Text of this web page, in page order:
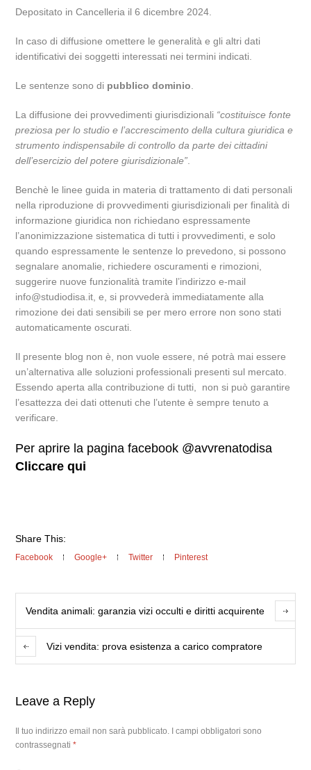
Depositato in Cancelleria il 6 dicembre 2024.
In caso di diffusione omettere le generalità e gli altri dati
identificativi dei soggetti interessati nei termini indicati.
Le sentenze sono di pubblico dominio
La diffusione dei provvedimenti giurisdizionali “costituisce fonte
preziosa per lo studio e l’accrescimento della cultura giuridica e
strumento indispensabile di controllo da parte dei cittadini
dell’esercizio del potere giurisdizionale”
Benchè le linee guida in materia di trattamento di dati personali
nella riproduzione di provvedimenti giurisdizionali per finalità di
informazione giuridica non richiedano espressamente
l’anonimizzazione sistematica di tutti i provvedimenti, e solo
quando espressamente le sentenze lo prevedono, si possono
segnalare anomalie, richiedere oscuramenti e rimozioni,
suggerire nuove funzionalità tramite l’indirizzo e-mail
info@studiodisa.it, e, si provvederà immediatamente alla
rimozione dei dati sensibili se per mero errore non sono stati
automaticamente oscurati.
Il presente blog non è, non vuole essere, né potrà mai essere
un’alternativa alle soluzioni professionali presenti sul mercato.
Essendo aperta alla contribuzione di tutti, non si può garantire
l’esattezza dei dati ottenuti che l’utente è sempre tenuto a
verificare.
Per aprire la pagina facebook @avvrenatodisa
Cliccare qui
Share This:
Facebook Google+ Twitter Pinterest
Vendita animali: garanzia vizi occulti e diritti acquirente
Vizi vendita: prova esistenza a carico compratore
Leave a Reply
Il tuo indirizzo email non sarà pubblicato.
I campi obbligatori sono
contrassegnati*